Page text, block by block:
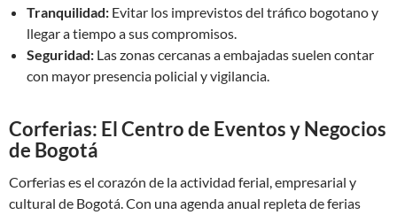
Tranquilidad: Evitar los imprevistos del tráfico bogotano y
llegar a tiempo a sus compromisos.
Seguridad: Las zonas cercanas a embajadas suelen contar
con mayor presencia policial y vigilancia.
Corferias: El Centro de Eventos y Negocios
de Bogotá
Corferias es el corazón de la actividad ferial, empresarial y
cultural de Bogotá. Con una agenda anual repleta de ferias